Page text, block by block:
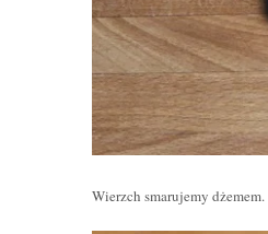
Wierzch smarujemy dżemem.